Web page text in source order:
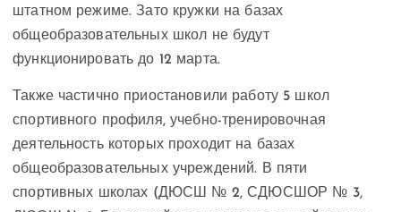
штатном режиме. Зато кружки на базах
общеобразовательных школ не будут
функционировать до 12 марта.
Также частично приостановили работу 5 школ
спортивного профиля, учебно-тренировочная
деятельность которых проходит на базах
общеобразовательных учреждений. В пяти
спортивных школах (ДЮСШ № 2, СДЮСШОР № 3,